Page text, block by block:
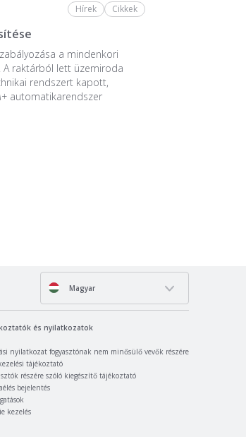
Hírek Cikkek
a mindenkori
A raktárból lett üzemiroda
rendszert kapott,
automatikarendszer
Magyar
és nyilatkozatok
nyilatkozat fogyasztónak nem minősülő vevők részére
tájékoztató
részére szóló kiegészítő tájékoztató
bejelentés
kezelés